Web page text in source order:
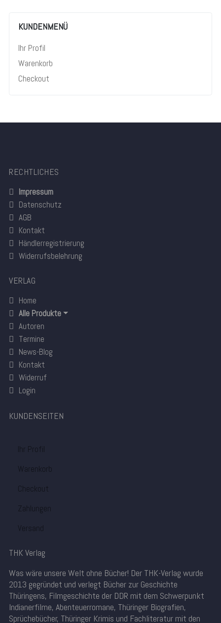
KUNDENMENÜ
Ihr Profil
Warenkorb
Checkout
RECHTLICHES
Impressum
Datenschutz
AGB
Kontakt
Händlerregistrierung
Widerrufsbelehrung
VERLAG
Home
Alle Produkte
Autoren
Termine
News-Blog
Kontakt
Widerruf
Login
KUNDENSEITEN
Ihr Profil
Warenkorb
Checkout
Zahlungen
Versand
THK Verlag
Was wäre unsere Welt ohne Bücher! Der THK-Verlag wurde
2013 gegründet und verlegt Bücher zur Geschichte
Thüringens, Filmgeschichte der DDR mit dem Schwerpunkt
Indianerfilme, Abenteuerromane, Thüringer Biografien,
Sprüchebücher, Thüringer Krimis und Fachliteratur mit den